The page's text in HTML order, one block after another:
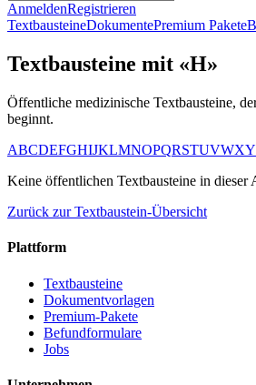
AnmeldenRegistrieren
TextbausteineDokumentePremium Pakete
Textbausteine mit «H»
Öffentliche medizinische Textbausteine,
beginnt.
ABCDEFGHIJKLMNOPQRSTUVWXY
Keine öffentlichen Textbausteine in dieser
Zurück zur Textbaustein-Übersicht
Plattform
Textbausteine
Dokumentvorlagen
Premium-Pakete
Befundformulare
Jobs